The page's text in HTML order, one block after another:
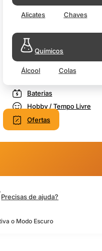
Alicates Chaves
Químicos
Álcool Colas
Baterias
Hobby / Tempo Livre
Ofertas
Precisas de ajuda?
o Modo Escuro